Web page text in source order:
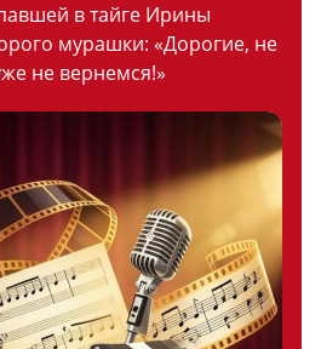
в тайге Ирины
мурашки: «Дорогие, не
не вернемся!»